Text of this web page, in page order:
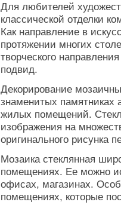
Для любителей
классической отделки
Как направление в
протяжении многих
творческого
подвид.
Декорирование
знаменитых памятниках
жилых помещений.
изображения на
оригинального рисунка
Мозаика стеклянная
помещениях. Ее можно
офисах, магазинах.
помещениях, которые